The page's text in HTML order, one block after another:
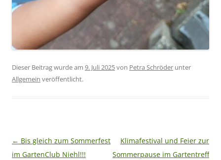
Dieser Beitrag wurde am 9. Juli 2025von Petra Schröder unter
Allgemein veröffentlicht.
Beitragsnavigation
← Bis gleich zum Sommerfest
im GartenClub Niehl!!!
Klimafestival und Feier zur
Sommerpause im Gartentreff